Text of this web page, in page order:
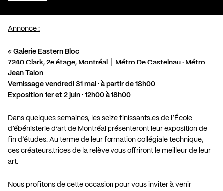
Annonce :
« Galerie Eastern Bloc
7240 Clark, 2e étage, Montréal │ Métro De Castelnau · Métro
Jean Talon
Vernissage vendredi 31 mai · à partir de 18h00
Exposition 1er et 2 juin · 12h00 à 18h00
Dans quelques semaines, les seize finissants.es de l’École
d’ébénisterie d’art de Montréal présenteront leur exposition de
fin d’études. Au terme de leur formation collégiale technique,
ces créateurs.trices de la relève vous offriront le meilleur de leur
art.
Nous profitons de cette occasion pour vous inviter à venir